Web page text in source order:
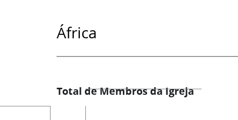
África
Total de Membros da Igreja